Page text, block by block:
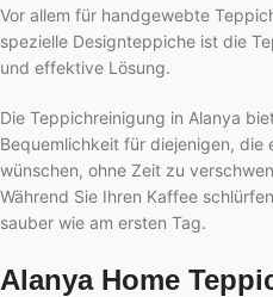
Vor allem für handgewebte
spezielle Designteppiche ist die
und effektive Lösung.
Die Teppichreinigung in Alanya
Bequemlichkeit für diejenigen, die
wünschen, ohne Zeit zu
Während Sie Ihren Kaffee
sauber wie am ersten Tag.
Alanya Home